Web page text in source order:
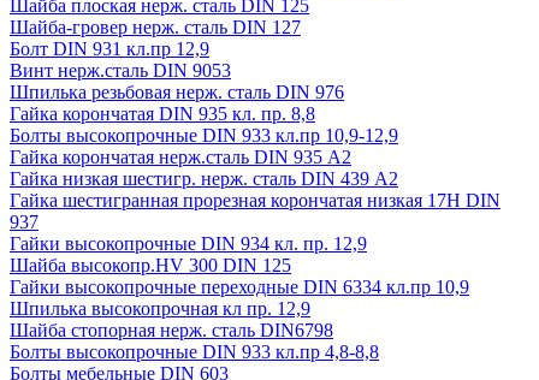
Шайба плоская нерж. сталь DIN 125
Шайба-гровер нерж. сталь DIN 127
Болт DIN 931 кл.пр 12,9
Винт нерж.сталь DIN 9053
Шпилька резьбовая нерж. сталь DIN 976
Гайка корончатая DIN 935 кл. пр. 8,8
Болты высокопрочные DIN 933 кл.пр 10,9-12,9
Гайка корончатая нерж.сталь DIN 935 А2
Гайка низкая шестигр. нерж. сталь DIN 439 А2
Гайка шестигранная прорезная корончатая низкая 17H DIN
937
Гайки высокопрочные DIN 934 кл. пр. 12,9
Шайба высокопр.HV 300 DIN 125
Гайки высокопрочные переходные DIN 6334 кл.пр 10,9
Шпилька высокопрочная кл пр. 12,9
Шайба стопорная нерж. сталь DIN6798
Болты высокопрочные DIN 933 кл.пр 4,8-8,8
Болты мебельные DIN 603